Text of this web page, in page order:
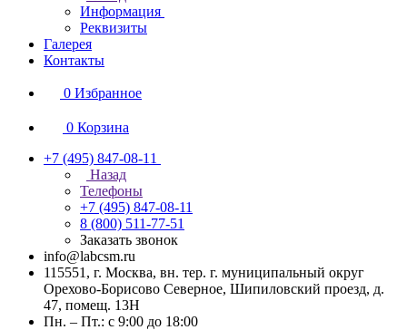
Информация
Реквизиты
Галерея
Контакты
0 Избранное
0 Корзина
+7 (495) 847-08-11
Назад
Телефоны
+7 (495) 847-08-11
8 (800) 511-77-51
Заказать звонок
info@labcsm.ru
115551, г. Москва, вн. тер. г. муниципальный округ
Орехово-Борисово Северное, Шипиловский проезд, д.
47, помещ. 13Н
Пн. – Пт.: с 9:00 до 18:00